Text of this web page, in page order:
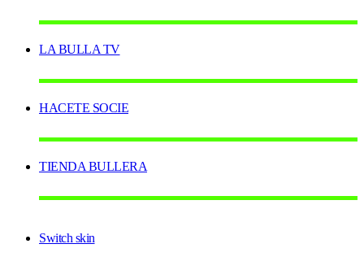
LA BULLA TV
HACETE SOCIE
TIENDA BULLERA
Switch skin